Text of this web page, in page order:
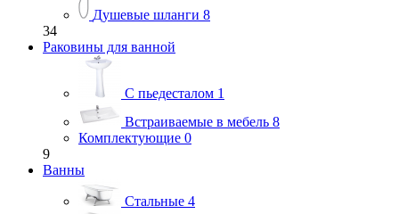
Душевые шланги 8
34
Раковины для ванной
С пьедесталом 1
Встраиваемые в мебель 8
Комплектующие 0
9
Ванны
Стальные 4